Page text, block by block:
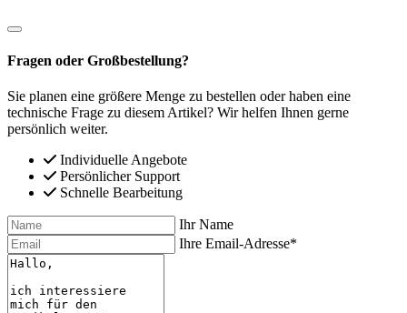
Fragen oder Großbestellung?
Sie planen eine größere Menge zu bestellen oder haben eine
technische Frage zu diesem Artikel? Wir helfen Ihnen gerne
persönlich weiter.
Individuelle Angebote
Persönlicher Support
Schnelle Bearbeitung
Ihr Name
Ihre Email-Adresse*